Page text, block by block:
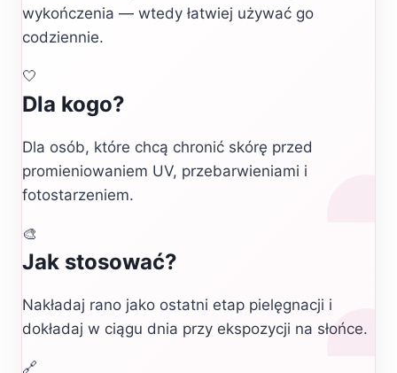
wykończenia — wtedy łatwiej używać go
codziennie.
🤍
Dla kogo?
Dla osób, które chcą chronić skórę przed
promieniowaniem UV, przebarwieniami i
fotostarzeniem.
🎨
Jak stosować?
Nakładaj rano jako ostatni etap pielęgnacji i
dokładaj w ciągu dnia przy ekspozycji na słońce.
🔗